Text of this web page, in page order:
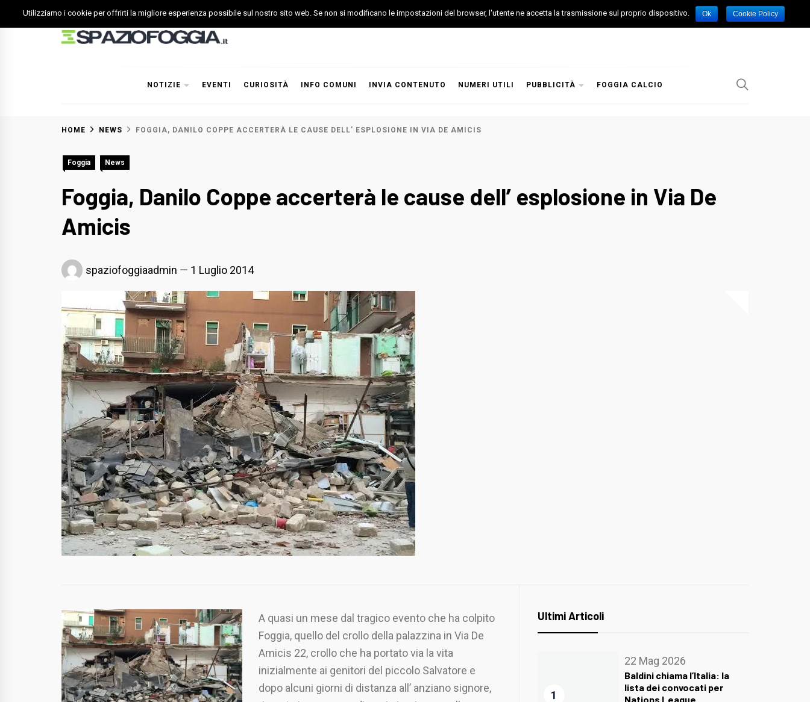
to
NOTIZIE EVENTI CURIOSITÀ INFO COMUNI INVIA CONTENUTO NUMERI UTILI PUBBLICITÀ FOGGIA CALCIO
HOME NEWS FOGGIA, DANILO COPPE ACCERTERÀ LE CAUSE DELL’ ESPLOSIONE IN VIA DE AMICIS
Foggia News
Foggia, Danilo Coppe accerterà le cause dell’ esplosione in Via De
Amicis
spaziofoggiaadmin 1 Luglio 2014
A quasi un mese dal tragico evento che ha colpito
Foggia, quello del crollo della palazzina in Via De
Amicis 22, crollo che ha portato via la vita
inizialmente ai genitori del piccolo Salvatore e
dopo alcuni giorni di distanza all’ anziano signore,
Ultimi Articoli
1
22 Mag 2026
Baldini chiama l’Italia: la
lista dei convocati per
Nations League
Utilizziamo i cookie per offrirti la migliore esperienza possibile sul nostro sito web. Se non si modificano le impostazioni del browser, l'utente ne accetta la trasmissione sul proprio dispositivo. Ok Cookie Policy